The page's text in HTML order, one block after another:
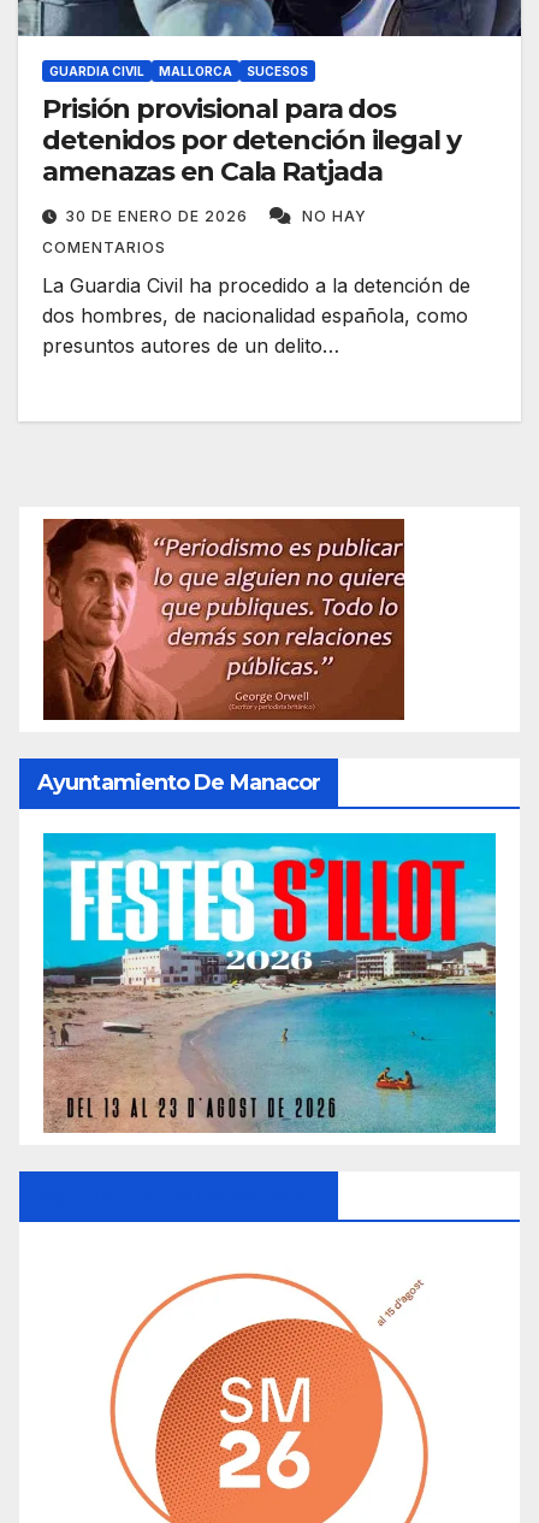
GUARDIA CIVIL MALLORCA SUCESOS
Prisión provisional para dos
detenidos por detención ilegal y
amenazas en Cala Ratjada
30 DE ENERO DE 2026
NO HAY
COMENTARIOS
La Guardia Civil ha procedido a la detención de
dos hombres, de nacionalidad española, como
presuntos autores de un delito…
Ayuntamiento De Manacor